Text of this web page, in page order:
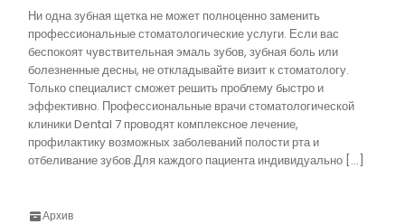
Ни одна зубная щетка не может полноценно заменить
профессиональные стоматологические услуги. Если вас
беспокоят чувствительная эмаль зубов, зубная боль или
болезненные десны, не откладывайте визит к стоматологу.
Только специалист сможет решить проблему быстро и
эффективно. Профессиональные врачи стоматологической
клиники Dental 7 проводят комплексное лечение,
профилактику возможных заболеваний полости рта и
отбеливание зубов.Для каждого пациента индивидуально […]
Архив